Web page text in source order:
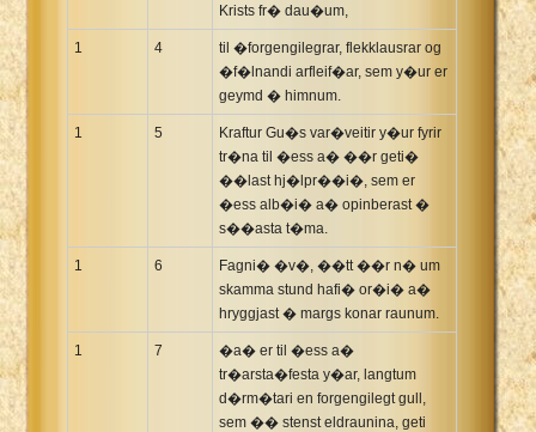
Xhosa Bible
Krists fr� dau�um,
1 4
til �forgengilegrar, flekklausrar og
�f�lnandi arfleif�ar, sem y�ur er
geymd � himnum.
1 5
Kraftur Gu�s var�veitir y�ur fyrir
tr�na til �ess a� ��r geti�
��last hj�lpr��i�, sem er
�ess alb�i� a� opinberast �
s��asta t�ma.
1 6
Fagni� �v�, ��tt ��r n� um
skamma stund hafi� or�i� a�
hryggjast � margs konar raunum.
1 7
�a� er til �ess a�
tr�arsta�festa y�ar, langtum
d�rm�tari en forgengilegt gull,
sem �� stenst eldraunina, geti